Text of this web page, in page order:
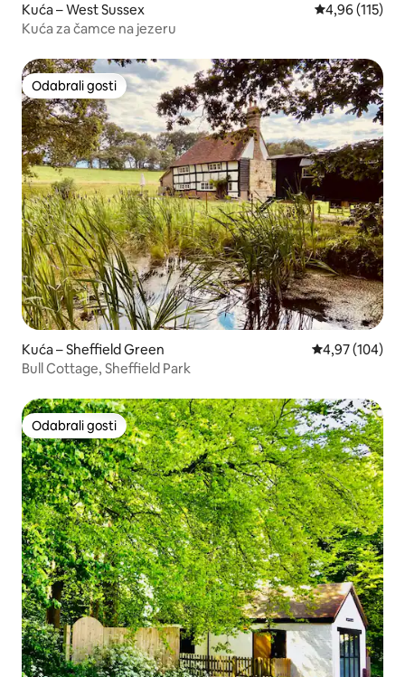
Kuća – West Sussex Prosječna
4,96 (115)
Kuća za čamce na jezeru
Odabrali gosti
Odabrali gosti
Kuća – Sheffield Green Prosječna
4,97 (104)
Bull Cottage, Sheffield Park
Odabrali gosti
Odabrali gosti